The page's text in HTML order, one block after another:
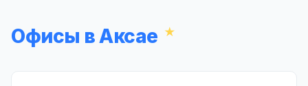
Офисы в Аксае